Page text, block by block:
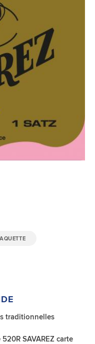
traditionnelles
SAVAREZ carte